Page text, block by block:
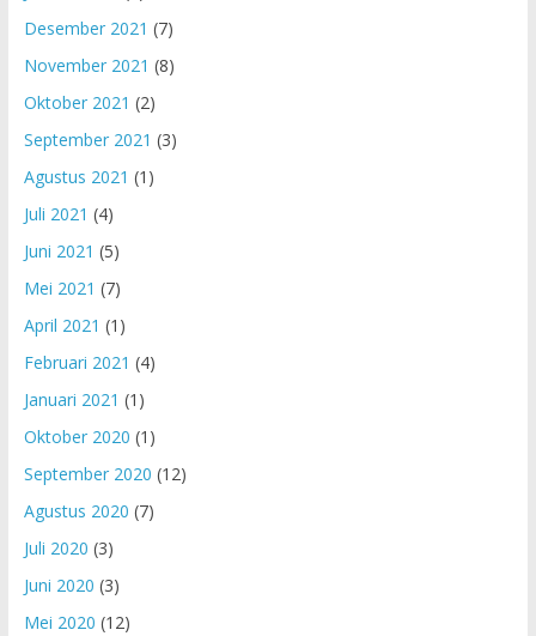
Desember 2021 (7)
November 2021 (8)
Oktober 2021 (2)
September 2021 (3)
Agustus 2021 (1)
Juli 2021 (4)
Juni 2021 (5)
Mei 2021 (7)
April 2021 (1)
Februari 2021 (4)
Januari 2021 (1)
Oktober 2020 (1)
September 2020 (12)
Agustus 2020 (7)
Juli 2020 (3)
Juni 2020 (3)
Mei 2020 (12)